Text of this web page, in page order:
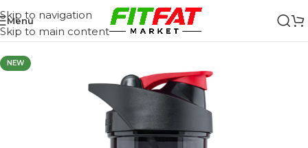
Skip to navigation
Skip to main content
Menu
NEW